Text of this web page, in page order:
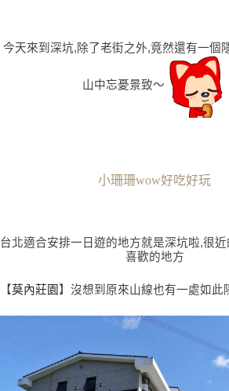
今天來到深坑,除了老街之外,竟然還有一個
山中忘憂景致〜
小珊珊wow好吃好玩
台北適合安排一日遊的地方就是深坑啦,很
喜歡的地方
【莫內莊園 】沒想到原來山線也有一處如此